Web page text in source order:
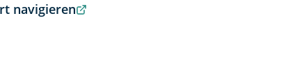
navigieren